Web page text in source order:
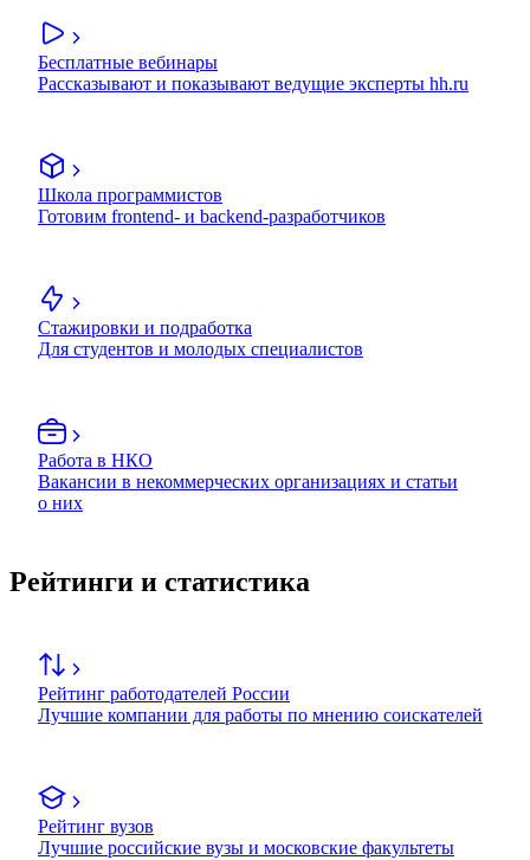
Бесплатные вебинары
Рассказывают и показывают ведущие эксперты hh.ru
Школа программистов
Готовим frontend- и backend-разработчиков
Стажировки и подработка
Для студентов и молодых специалистов
Работа в НКО
Вакансии в некоммерческих организациях и статьи
о них
Рейтинги и статистика
Рейтинг работодателей России
Лучшие компании для работы по мнению соискателей
Рейтинг вузов
Лучшие российские вузы и московские факультеты